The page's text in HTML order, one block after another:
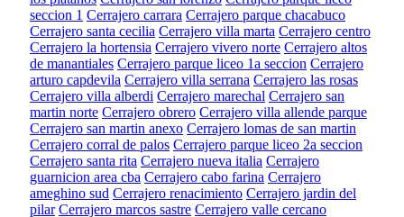
seccion 1 Cerrajero carrara Cerrajero parque chacabuco
Cerrajero santa cecilia Cerrajero villa marta Cerrajero centro
Cerrajero la hortensia Cerrajero vivero norte Cerrajero altos
de manantiales Cerrajero parque liceo 1a seccion Cerrajero
arturo capdevila Cerrajero villa serrana Cerrajero las rosas
Cerrajero villa alberdi Cerrajero marechal Cerrajero san
martin norte Cerrajero obrero Cerrajero villa allende parque
Cerrajero san martin anexo Cerrajero lomas de san martin
Cerrajero corral de palos Cerrajero parque liceo 2a seccion
Cerrajero santa rita Cerrajero nueva italia Cerrajero
guarnicion area cba Cerrajero cabo farina Cerrajero
ameghino sud Cerrajero renacimiento Cerrajero jardin del
pilar Cerrajero marcos sastre Cerrajero valle cercano